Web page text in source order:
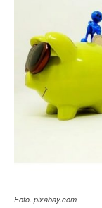
Foto. pixabay.com